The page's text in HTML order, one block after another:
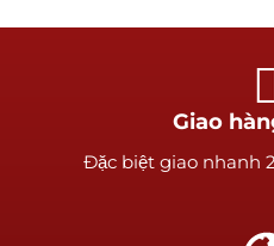
Giao
Ðặc biệt giao nhanh